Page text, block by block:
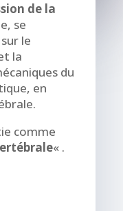
de la
se
le
la
du
en
comme
« .